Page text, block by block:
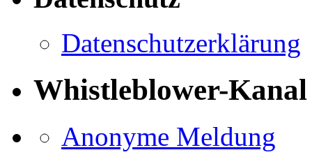
Datenschutzerklärung
Whistleblower-Kanal
Anonyme Meldung